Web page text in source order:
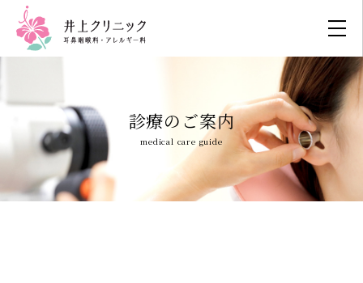
診療のご案内
medical care guide